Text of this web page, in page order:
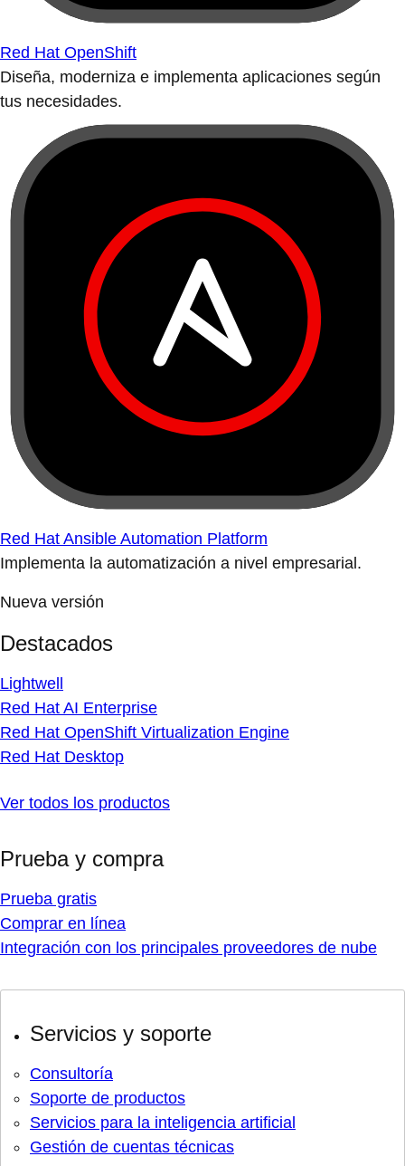
Red Hat OpenShift
Diseña, moderniza e implementa aplicaciones según
tus necesidades.
Red Hat Ansible Automation Platform
Implementa la automatización a nivel empresarial.
Nueva versión
Destacados
Lightwell
Red Hat AI Enterprise
Red Hat OpenShift Virtualization Engine
Red Hat Desktop
Ver todos los productos
Prueba y compra
Prueba gratis
Comprar en línea
Integración con los principales proveedores de nube
Servicios y soporte
Consultoría
Soporte de productos
Servicios para la inteligencia artificial
Gestión de cuentas técnicas